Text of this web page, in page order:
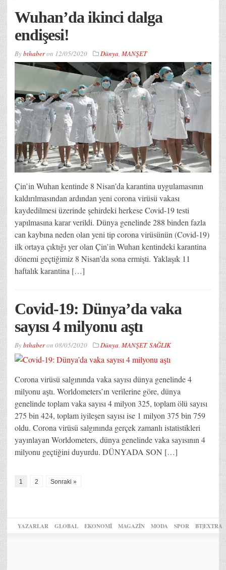
Wuhan’da ikinci dalga
endişesi!
Bybthaberon 12/05/2020 Dünya, MANŞET
Çin’in Wuhan kentinde 8 Nisan’da karantina uygulamasının
kaldırılmasından ardından yeni corona virüsü vakası
kaydedilmesi üzerinde şehirdeki herkese Covid-19 testi
yapılmasına karar verildi. Dünya genelinde 288 binden fazla
can kaybına neden olan yeni tip corona virüsünün (Covid-19)
ilk ortaya çıktığı yer olan Çin’in Wuhan kentindeki karantina
dönemi geçtiğimiz 8 Nisan’da sona ermişti. Yaklaşık 11
haftalık karantina […]
Covid-19: Dünya’da vaka
sayısı 4 milyonu aştı
Bybthaberon 08/05/2020 Dünya, MANŞET, SAĞLIK
Corona virüsü salgınında vaka sayısı dünya genelinde 4
milyonu aştı. Worldometers’ın verilerine göre, dünya
genelinde toplam vaka sayısı 4 milyon 325, toplam ölü sayısı
275 bin 424, toplam iyileşen sayısı ise 1 milyon 375 bin 759
oldu. Corona virüsü salgınında gerçek zamanlı istatistikleri
yayınlayan Worldometers, dünya genelinde vaka sayısının 4
milyonu geçtiğini duyurdu. DÜNYADA SON […]
1 2 Sonraki »
YAZARLAR GLOBAL EKONOMİ MAGAZİN MODA SPOR BT|EXTRA